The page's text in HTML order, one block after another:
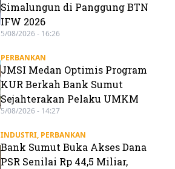
Simalungun di Panggung BTN
IFW 2026
5/08/2026 - 16:26
PERBANKAN
JMSI Medan Optimis Program
KUR Berkah Bank Sumut
Sejahterakan Pelaku UMKM
5/08/2026 - 14:27
INDUSTRI, PERBANKAN
Bank Sumut Buka Akses Dana
PSR Senilai Rp 44,5 Miliar,